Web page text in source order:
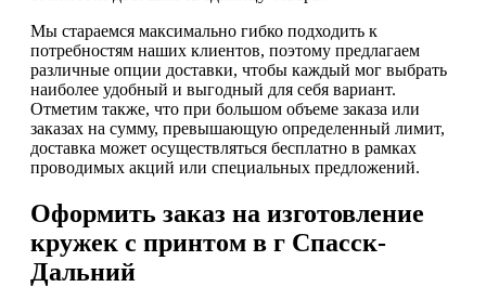
Мы стараемся максимально гибко подходить к
потребностям наших клиентов, поэтому предлагаем
различные опции доставки, чтобы каждый мог выбрать
наиболее удобный и выгодный для себя вариант.
Отметим также, что при большом объеме заказа или
заказах на сумму, превышающую определенный лимит,
доставка может осуществляться бесплатно в рамках
проводимых акций или специальных предложений.
Оформить заказ на изготовление
кружек с принтом в г Спасск-
Дальний